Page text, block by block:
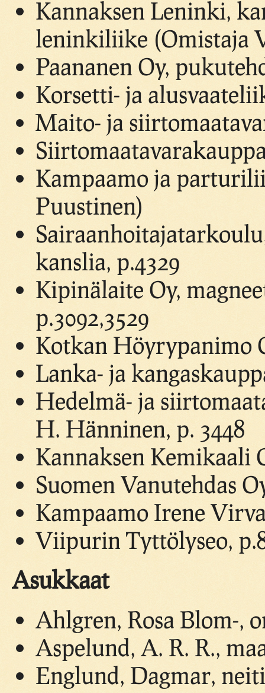
Kannaksen Leninki,
leninkiliike (Omistaja
Paananen Oy,
Korsetti- ja
Maito- ja
Kampaamo ja
Puustinen)
kanslia, p.4329
Kipinälaite Oy,
p.3092,3529
Kotkan Höyrypanimo
Lanka- ja
Hedelmä- ja
H. Hänninen, p. 3448
Kannaksen Kemikaali
Suomen Vanutehdas
Kampaamo Irene
Viipurin Tyttölyseo,
Asukkaat
Ahlgren, Rosa Blom-,
Aspelund, A. R. R.,
Englund, Dagmar, neiti